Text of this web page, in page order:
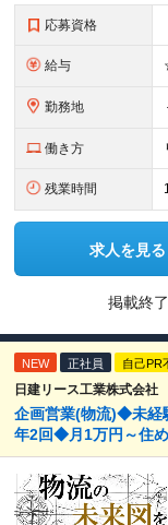
応募資格
給与
勤務地
働き方
残業時間
求人を見る
掲載終
NEW 正社員 自己PR
日建リース工業株式会社
企画営業(物流)◆未
年2回◆月1万円～住